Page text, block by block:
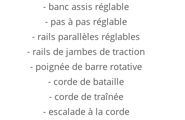
- banc assis réglable
- pas à pas réglable
- rails parallèles réglables
- rails de jambes de traction
- poignée de barre rotative
- corde de bataille
- corde de traînée
- escalade à la corde